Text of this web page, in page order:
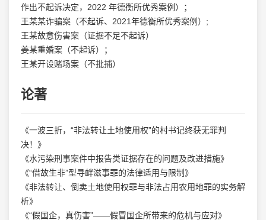
作出不起诉决定，2022 年德衡所优秀案例）；
王某某诈骗案（不起诉、2021年德衡所优秀案例）;
王某故意伤害案（证据不足不起诉）
姜某重婚案（不起诉）；
王某开设赌场案（不批捕）
论著
《一波三折，“非法转让土地使用权”的村书记终获无罪判
决！》
《水污染刑事案件中报告类证据存在的问题及改进措施》
《“借故生非”型寻衅滋事罪的法律适用与限制》
《非法转让、倒卖土地使用权罪与非法占用农用地罪的实务解
析》
《“假国企，真伤害”——假冒国企所带来的危机与应对》